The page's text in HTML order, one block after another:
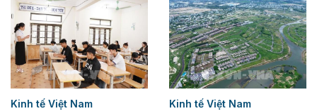
Kinh tế Việt Nam Kinh tế Việt Nam